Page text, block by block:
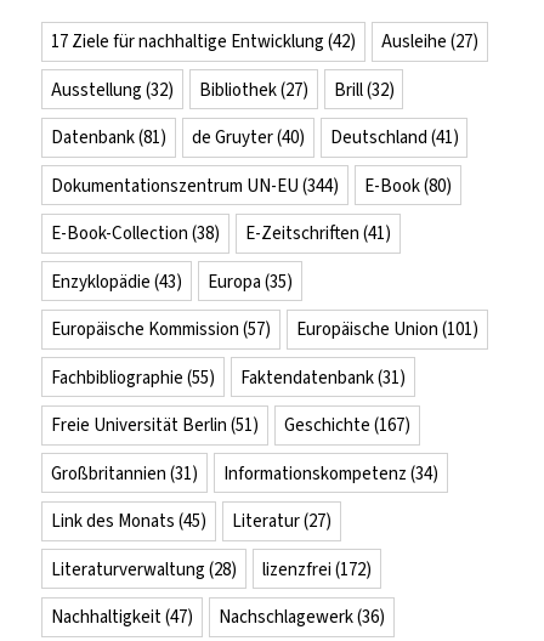
17 Ziele für nachhaltige Entwicklung (42) Ausleihe (27)
Ausstellung (32) Bibliothek(27) Brill(32)
Datenbank(81) de Gruyter(40) Deutschland (41)
Dokumentationszentrum UN-EU (344) E-Book(80)
E-Book-Collection (38) E-Zeitschriften (41)
Enzyklopädie (43) Europa (35)
Europäische Kommission (57) Europäische Union (101)
Fachbibliographie (55) Faktendatenbank(31)
Freie Universität Berlin (51) Geschichte (167)
Großbritannien (31) Informationskompetenz (34)
Link des Monats (45) Literatur(27)
Literaturverwaltung (28) lizenzfrei (172)
Nachhaltigkeit(47) Nachschlagewerk(36)